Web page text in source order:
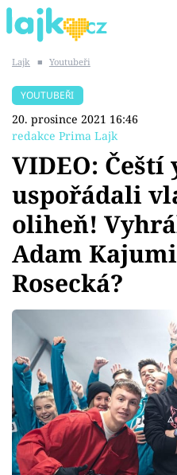
SHOPAHOLICADEL
Témata
Showbyznys
Youtubeři
Sex a vztahy
Videa
Sledujte prima+
Lajk ■ Youtubeři
YOUTUBEŘI
20. prosince 2021 16:46
redakce Prima Lajk
VIDEO:
uspořádali
oliheň!
Adam
Rosecká?